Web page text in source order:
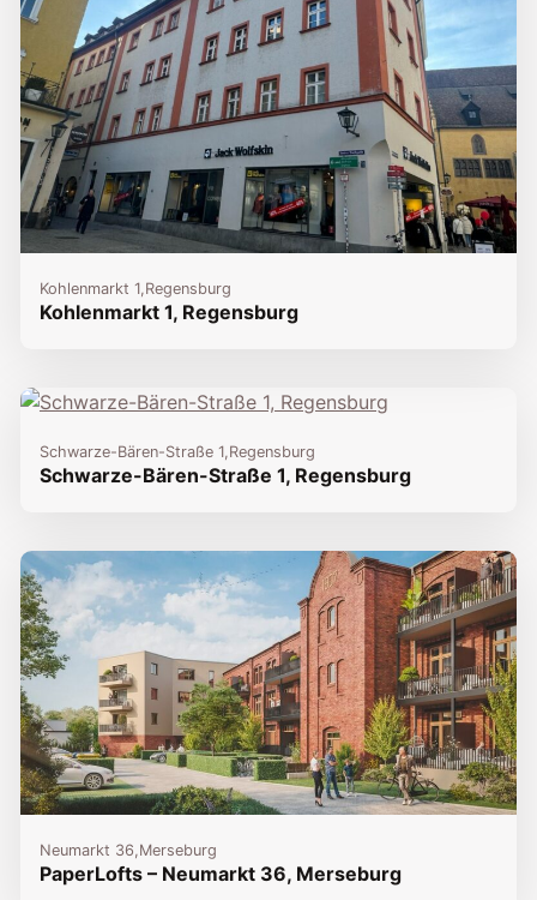
Kohlenmarkt 1, Regensburg
Kohlenmarkt 1, Regensburg
Schwarze-Bären-Straße 1, Regensburg
Schwarze-Bären-Straße 1, Regensburg
Neumarkt 36,Merseburg
PaperLofts – Neumarkt 36, Merseburg